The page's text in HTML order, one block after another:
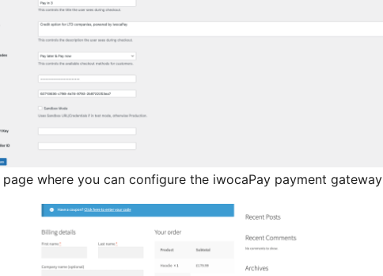
page where you can configure the iwocaPay payment gateway